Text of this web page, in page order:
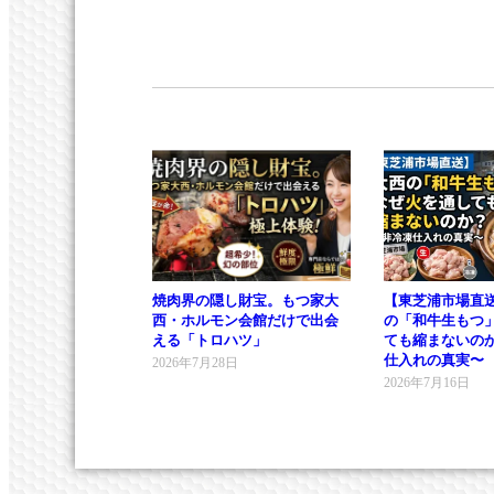
焼肉界の隠し財宝。もつ家大
西・ホルモン会館だけで出会
える「トロハツ」
2026年7月28日
【東芝浦市場直
の「和牛生もつ
ても縮まないの
仕入れの真実〜
2026年7月16日